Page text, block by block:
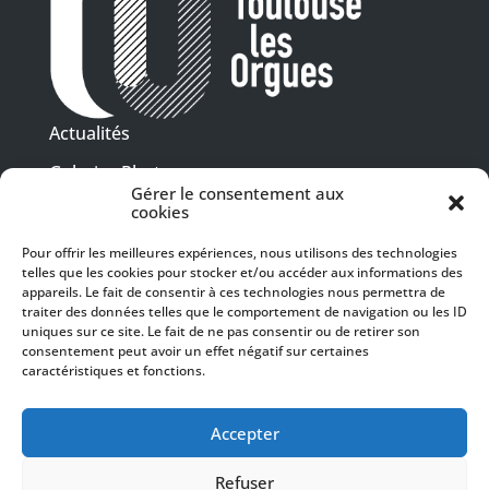
Gérer le consentement aux
cookies
Pour offrir les meilleures expériences, nous utilisons des technologies
telles que les cookies pour stocker et/ou accéder aux informations des
appareils. Le fait de consentir à ces technologies nous permettra de
traiter des données telles que le comportement de navigation ou les ID
uniques sur ce site. Le fait de ne pas consentir ou de retirer son
consentement peut avoir un effet négatif sur certaines
caractéristiques et fonctions.
Accepter
Refuser
Actualités
Galeries Photos
Vidéothèque
Presse
Programme PDF
Billetterie
Recrutement
Mentions légales
SUIVEZ-NOUS